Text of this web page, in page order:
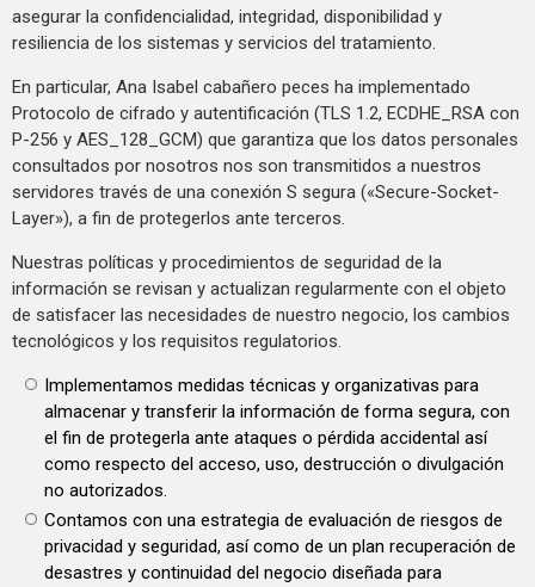
asegurar la confidencialidad, integridad, disponibilidad y
resiliencia de los sistemas y servicios del tratamiento.
En particular, Ana Isabel cabañero peces ha implementado
Protocolo de cifrado y autentificación (TLS 1.2, ECDHE_RSA con
P-256 y AES_128_GCM) que garantiza que los datos personales
consultados por nosotros nos son transmitidos a nuestros
servidores través de una conexión S segura («Secure-Socket-
Layer»), a fin de protegerlos ante terceros.
Nuestras políticas y procedimientos de seguridad de la
información se revisan y actualizan regularmente con el objeto
de satisfacer las necesidades de nuestro negocio, los cambios
tecnológicos y los requisitos regulatorios.
Implementamos medidas técnicas y organizativas para
almacenar y transferir la información de forma segura, con
el fin de protegerla ante ataques o pérdida accidental así
como respecto del acceso, uso, destrucción o divulgación
no autorizados.
Contamos con una estrategia de evaluación de riesgos de
privacidad y seguridad, así como de un plan recuperación de
desastres y continuidad del negocio diseñada para